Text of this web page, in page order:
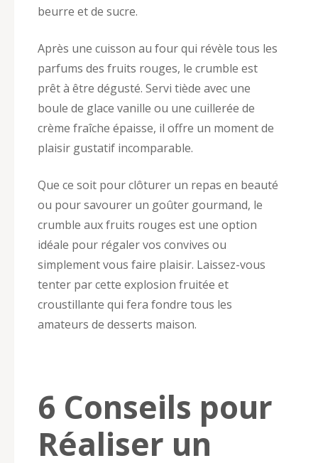
beurre et de sucre.
Après une cuisson au four qui révèle tous les
parfums des fruits rouges, le crumble est
prêt à être dégusté. Servi tiède avec une
boule de glace vanille ou une cuillerée de
crème fraîche épaisse, il offre un moment de
plaisir gustatif incomparable.
Que ce soit pour clôturer un repas en beauté
ou pour savourer un goûter gourmand, le
crumble aux fruits rouges est une option
idéale pour régaler vos convives ou
simplement vous faire plaisir. Laissez-vous
tenter par cette explosion fruitée et
croustillante qui fera fondre tous les
amateurs de desserts maison.
6 Conseils pour
Réaliser un